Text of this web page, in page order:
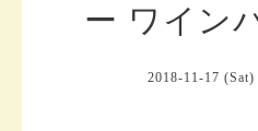
ー ワイン
2018-11-17